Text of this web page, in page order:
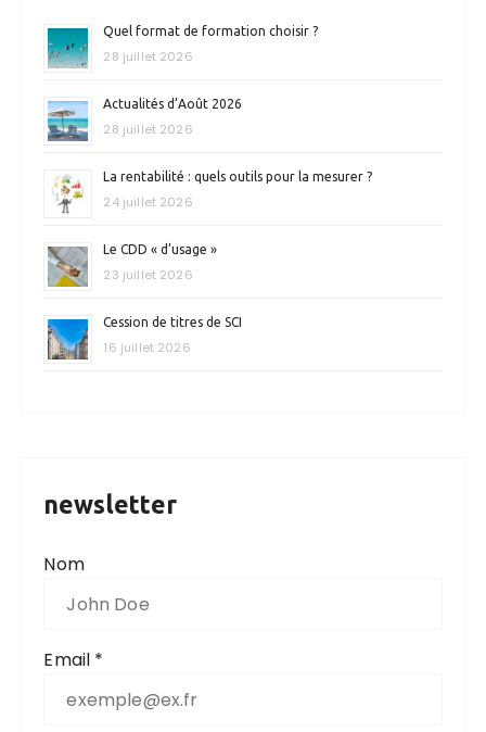
Quel format de formation choisir ?
28 juillet 2026
Actualités d’Août 2026
28 juillet 2026
La rentabilité : quels outils pour la mesurer ?
24 juillet 2026
Le CDD « d’usage »
23 juillet 2026
Cession de titres de SCI
16 juillet 2026
newsletter
Nom
Email *